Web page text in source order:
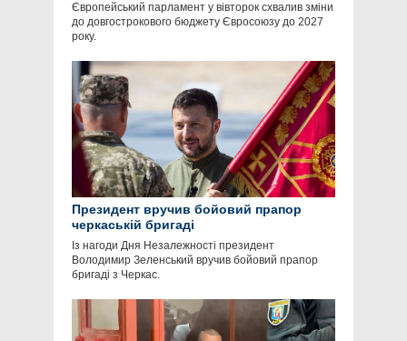
Європейський парламент у вівторок схвалив зміни
до довгострокового бюджету Євросоюзу до 2027
року.
Президент вручив бойовий прапор
черкаській бригаді
Із нагоди Дня Незалежності президент
Володимир Зеленський вручив бойовий прапор
бригаді з Черкас.